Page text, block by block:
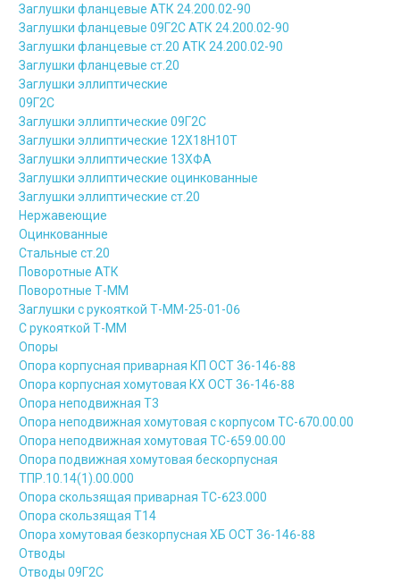
Заглушки фланцевые АТК 24.200.02-90
Заглушки фланцевые 09Г2С АТК 24.200.02-90
Заглушки фланцевые ст.20 АТК 24.200.02-90
Заглушки фланцевые ст.20
Заглушки эллиптические
09Г2С
Заглушки эллиптические 09Г2С
Заглушки эллиптические 12Х18Н10Т
Заглушки эллиптические 13ХФА
Заглушки эллиптические оцинкованные
Заглушки эллиптические ст.20
Нержавеющие
Оцинкованные
Стальные ст.20
Поворотные АТК
Поворотные Т-ММ
Заглушки с рукояткой Т-ММ-25-01-06
С рукояткой Т-ММ
Опоры
Опора корпусная приварная КП ОСТ 36-146-88
Опора корпусная хомутовая КХ ОСТ 36-146-88
Опора неподвижная Т3
Опора неподвижная хомутовая с корпусом ТС-670.00.00
Опора неподвижная хомутовая ТС-659.00.00
Опора подвижная хомутовая бескорпусная
ТПР.10.14(1).00.000
Опора скользящая приварная ТС-623.000
Опора скользящая Т14
Опора хомутовая безкорпусная ХБ ОСТ 36-146-88
Отводы
Отводы 09Г2С